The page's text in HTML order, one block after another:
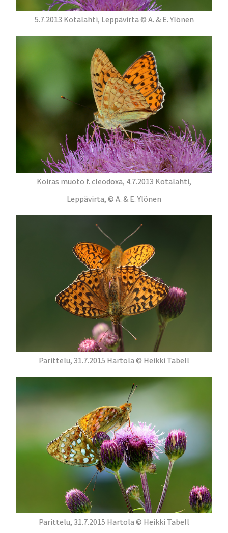
5.7.2013 Kotalahti, Leppävirta © A. & E. Ylönen
Koiras muoto f. cleodoxa, 4.7.2013 Kotalahti,
Leppävirta, © A. & E. Ylönen
Parittelu, 31.7.2015 Hartola © Heikki Tabell
Parittelu, 31.7.2015 Hartola © Heikki Tabell